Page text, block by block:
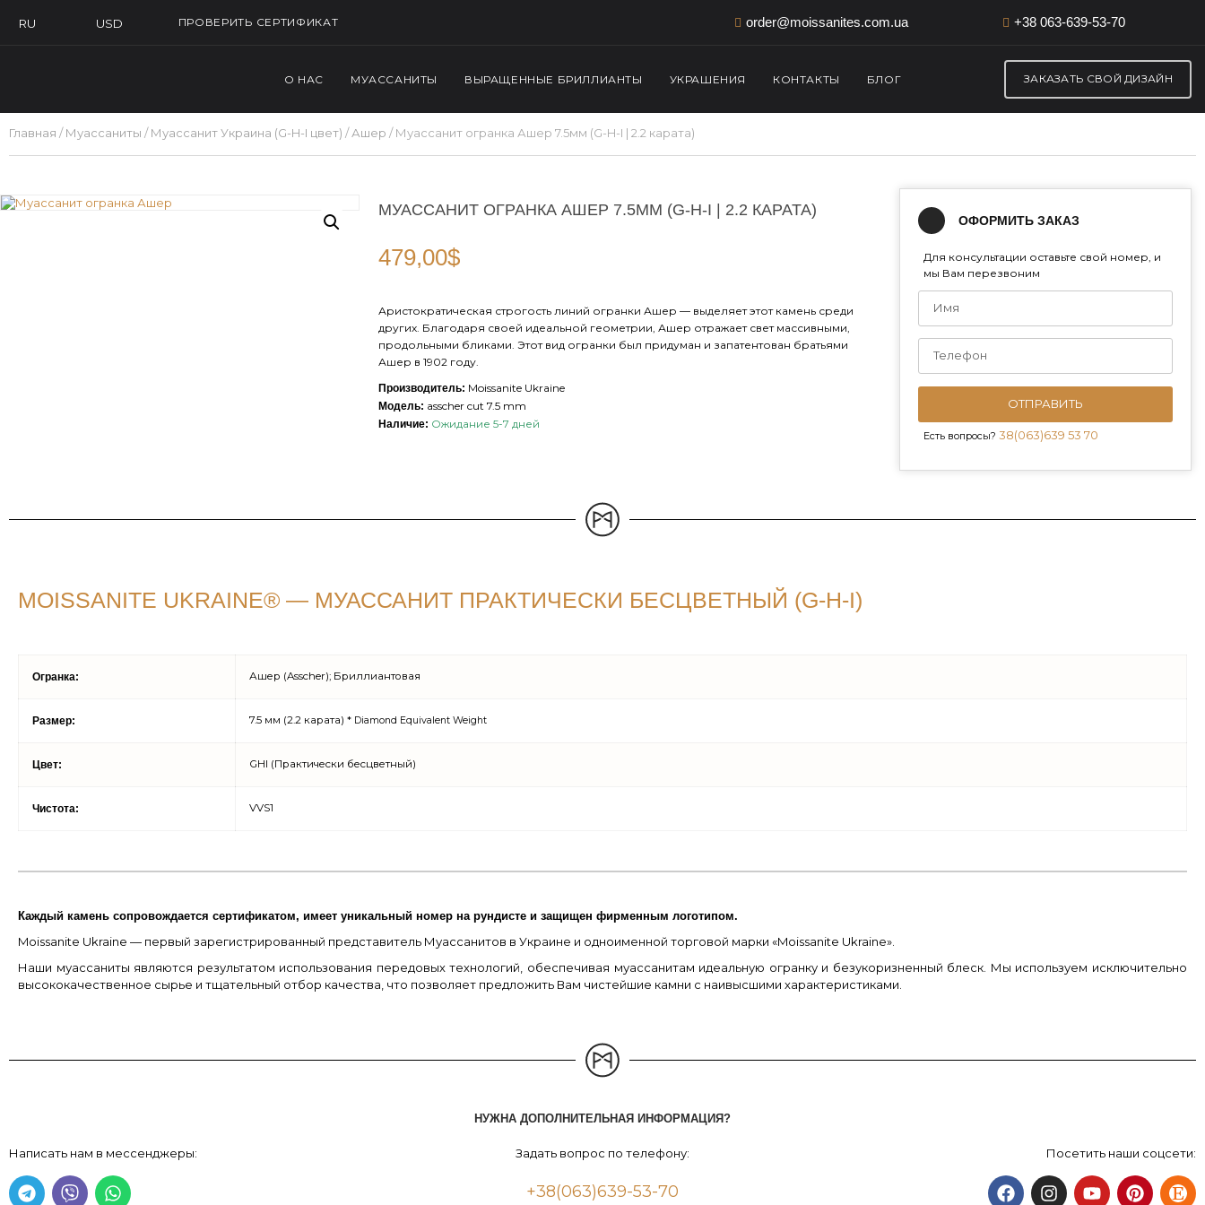
RU USD ПРОВЕРИТЬ СЕРТИФИКАТ order@moissanites.com.ua +38 063-639-53-70
О НАС МУАССАНИТЫ ВЫРАЩЕННЫЕ БРИЛЛИАНТЫ УКРАШЕНИЯ КОНТАКТЫ БЛОГ ЗАКАЗАТЬ СВОЙ ДИЗАЙН
Главная /Муассаниты /Муассанит Украина (G-H-I цвет) /Ашер / Муассанит огранка Ашер 7.5мм (G-H-I | 2.2 карата)
МУАССАНИТ ОГРАНКА АШЕР 7.5ММ (G-H-I | 2.2 КАРАТА)
479,00$
Аристократическая строгость линий огранки Ашер — выделяет этот камень среди
других. Благодаря своей идеальной геометрии, Ашер отражает свет массивными,
продольными бликами. Этот вид огранки был придуман и запатентован братьями
Ашер в 1902 году.
Производитель: Moissanite Ukraine
Модель: asscher cut 7.5 mm
Наличие: Ожидание 5-7 дней
ОФОРМИТЬ ЗАКАЗ
Для консультации оставьте свой номер, и
мы Вам перезвоним
ОТПРАВИТЬ
Есть вопросы? 38(063)639 53 70
MOISSANITE UKRAINE® — МУАССАНИТ ПРАКТИЧЕСКИ БЕСЦВЕТНЫЙ (G-H-I)
Огранка: Ашер (Asscher); Бриллиантовая
Размер: 7.5 мм (2.2 карата) * Diamond Equivalent Weight
Цвет: GHI (Практически бесцветный)
Чистота: VVS1
Каждый камень сопровождается сертификатом, имеет уникальный номер на рундисте и защищен фирменным логотипом.
Moissanite Ukraine — первый зарегистрированный представитель Муассанитов в Украине и одноименной торговой марки «Moissanite Ukraine».
Наши муассаниты являются результатом использования передовых технологий, обеспечивая муассанитам идеальную огранку и безукоризненный блеск. Мы используем исключительно
высококачественное сырье и тщательный отбор качества, что позволяет предложить Вам чистейшие камни с наивысшими характеристиками.
НУЖНА ДОПОЛНИТЕЛЬНАЯ ИНФОРМАЦИЯ?
Написать нам в мессенджеры: Задать вопрос по телефону:
+38(063)639-53-70
Посетить наши соцсети: